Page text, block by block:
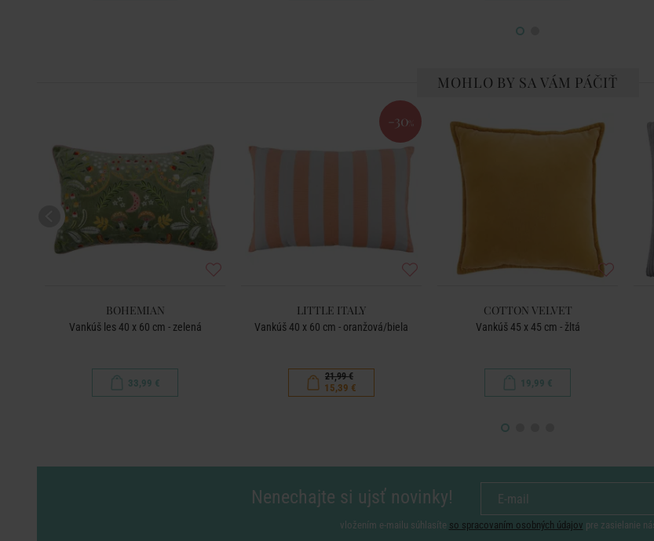
MOHLO BY SA VÁM PÁČIŤ
BOHEMIAN
Vankúš les 40 x 60 cm - zelená
33,99 €
-30 %
LITTLE ITALY
Vankúš 40 x 60 cm - oranžová/biela
21,99 €
15,39 €
COTTON VELVET
Vankúš 45 x 45 cm - žltá
19,99 €
Nenechajte si ujsť novinky!
vložením e-mailu súhlasíte so spracovaním osobných údajov pre zasielanie